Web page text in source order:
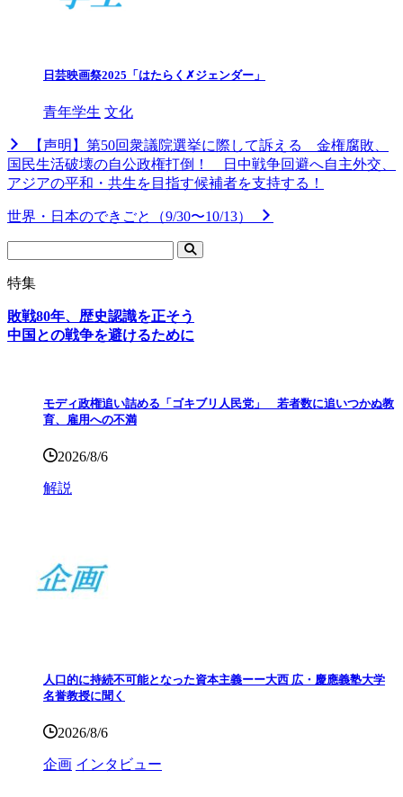
日芸映画祭2025「はたらく✗ジェンダー」
青年学生 文化
【声明】第50回衆議院選挙に際して訴える 金権腐敗、
国民生活破壊の自公政権打倒！ 日中戦争回避へ自主外交、
アジアの平和・共生を目指す候補者を支持する！
世界・日本のできごと（9/30〜10/13）
特集
敗戦80年、歴史認識を正そう
中国との戦争を避けるために
モディ政権追い詰める「ゴキブリ人民党」 若者数に追いつかぬ教
育、雇用への不満
2026/8/6
解説
人口的に持続不可能となった資本主義ーー大西 広・慶應義塾大学
名誉教授に聞く
2026/8/6
企画 インタビュー